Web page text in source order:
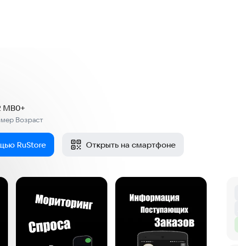
MB
Возраст
0+
RuStore Открыть на смартфоне